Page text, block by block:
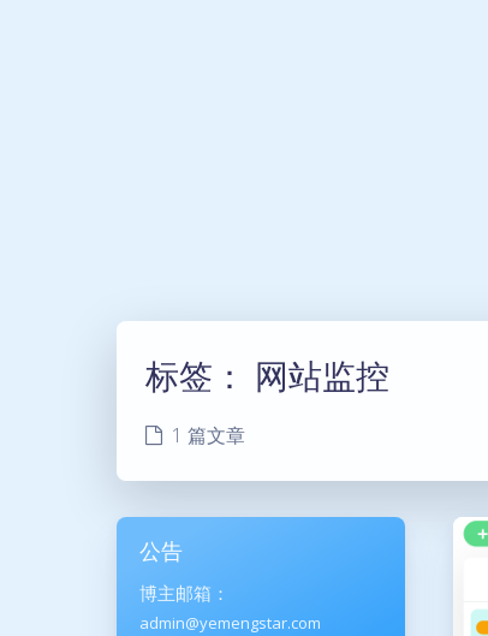
标签： 网站监控
1 篇文章
公告
博主邮箱：
admin@yemengstar.com